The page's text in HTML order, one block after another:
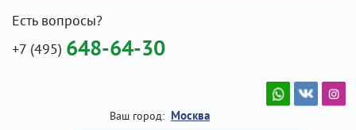
Есть вопросы?
+7 (495) 648-64-30
Ваш город: Москва